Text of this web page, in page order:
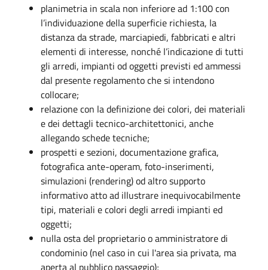
planimetria in scala non inferiore ad 1:100 con
l’individuazione della superficie richiesta, la
distanza da strade, marciapiedi, fabbricati e altri
elementi di interesse, nonché l’indicazione di tutti
gli arredi, impianti od oggetti previsti ed ammessi
dal presente regolamento che si intendono
collocare;
relazione con la definizione dei colori, dei materiali
e dei dettagli tecnico-architettonici, anche
allegando schede tecniche;
prospetti e sezioni, documentazione grafica,
fotografica ante-operam, foto-inserimenti,
simulazioni (rendering) od altro supporto
informativo atto ad illustrare inequivocabilmente
tipi, materiali e colori degli arredi impianti ed
oggetti;
nulla osta del proprietario o amministratore di
condominio (nel caso in cui l'area sia privata, ma
aperta al pubblico passaggio);